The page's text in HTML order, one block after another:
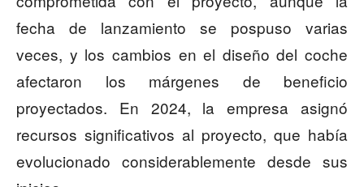
fecha de lanzamiento se pospuso varias
veces, y los cambios en el diseño del coche
afectaron los márgenes de beneficio
proyectados. En 2024, la empresa asignó
recursos significativos al proyecto, que había
evolucionado considerablemente desde sus